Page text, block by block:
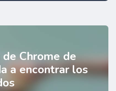
Chrome de
a encontrar los